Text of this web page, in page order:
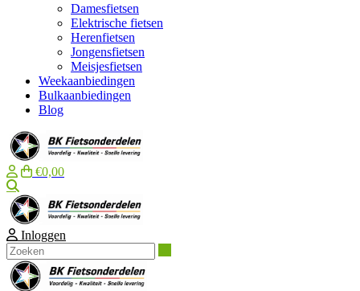
Damesfietsen
Elektrische fietsen
Herenfietsen
Jongensfietsen
Meisjesfietsen
Weekaanbiedingen
Bulkaanbiedingen
Blog
€0,00
Inloggen